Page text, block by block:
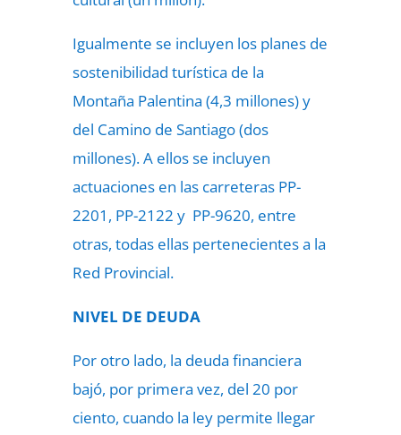
Igualmente se incluyen los planes de
sostenibilidad turística de la
Montaña Palentina (4,3 millones) y
del Camino de Santiago (dos
millones). A ellos se incluyen
actuaciones en las carreteras PP-
2201, PP-2122 y PP-9620, entre
otras, todas ellas pertenecientes a la
Red Provincial.
NIVEL DE DEUDA
Por otro lado, la deuda financiera
bajó, por primera vez, del 20 por
ciento, cuando la ley permite llegar